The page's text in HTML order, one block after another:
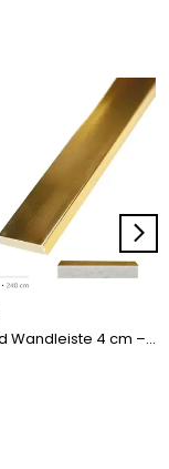
Paris Gold Wandleiste 4 cm – Gold Zierleiste für die Wand - Länge 120/240 cm